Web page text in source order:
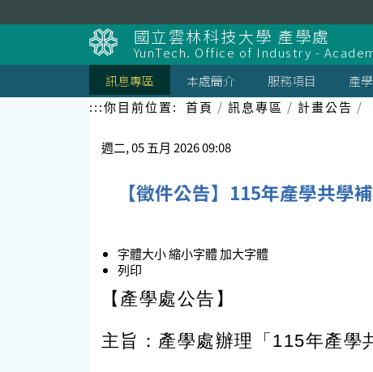
到
國立雲林科技大學 產學處
YunTech. Office of Industry -
訊息專區
本處簡介 服務項目 產
:::你目前位置: 首頁 訊息專區 計畫公告
週二, 05 五月 2026 09:08
【徵件公告】115年產學共
字體大小縮小字體加大字體
列印
【產學處公告】
主旨：產學處辦理「115年產學